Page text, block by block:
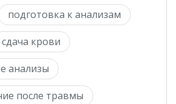
подготовка к анализам
сдача крови
анализы
после травмы